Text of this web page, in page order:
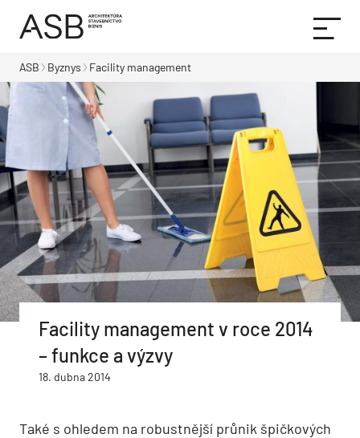
ASB Byznys Facility management
Facility management v roce 2014
– funkce a výzvy
18. dubna 2014
Také s ohledem na robustnější průnik špičkových